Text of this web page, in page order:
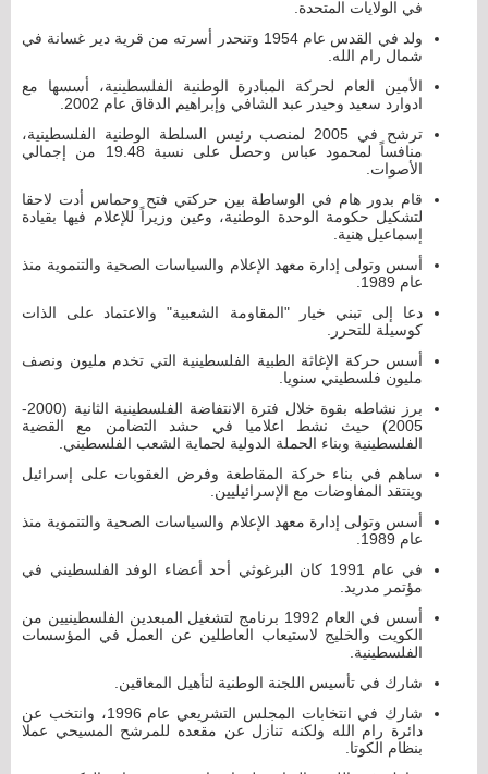
في الولايات المتحدة.
ولد في القدس عام 1954 وتنحدر أسرته من قرية دير غسانة في
شمال رام الله.
الأمين العام لحركة المبادرة الوطنية الفلسطينية، أسسها مع
ادوارد سعيد وحيدر عبد الشافي وإبراهيم الدقاق عام 2002.
ترشح في 2005 لمنصب رئيس السلطة الوطنية الفلسطينية،
منافساً لمحمود عباس وحصل على نسبة 19.48 من إجمالي
الأصوات.
قام بدور هام في الوساطة بين حركتي فتح وحماس أدت لاحقا
لتشكيل حكومة الوحدة الوطنية، وعين وزيراً للإعلام فيها بقيادة
إسماعيل هنية.
أسس وتولى إدارة معهد الإعلام والسياسات الصحية والتنموية منذ
عام 1989.
دعا إلى تبني خيار "المقاومة الشعبية" والاعتماد على الذات
كوسيلة للتحرر.
أسس حركة الإغاثة الطبية الفلسطينية التي تخدم مليون ونصف
مليون فلسطيني سنويا.
برز نشاطه بقوة خلال فترة الانتفاضة الفلسطينية الثانية (2000-
2005) حيث نشط اعلاميا في حشد التضامن مع القضية
الفلسطينية وبناء الحملة الدولية لحماية الشعب الفلسطيني.
ساهم في بناء حركة المقاطعة وفرض العقوبات على إسرائيل
وينتقد المفاوضات مع الإسرائيليين.
أسس وتولى إدارة معهد الإعلام والسياسات الصحية والتنموية منذ
عام 1989.
في عام 1991 كان البرغوثي أحد أعضاء الوفد الفلسطيني في
مؤتمر مدريد.
أسس في العام 1992 برنامج لتشغيل المبعدين الفلسطينيين من
الكويت والخليج لاستيعاب العاطلين عن العمل في المؤسسات
الفلسطينية.
شارك في تأسيس اللجنة الوطنية لتأهيل المعاقين.
شارك في انتخابات المجلس التشريعي عام 1996، وانتخب عن
دائرة رام الله ولكنه تنازل عن مقعده للمرشح المسيحي عملا
بنظام الكوتا.